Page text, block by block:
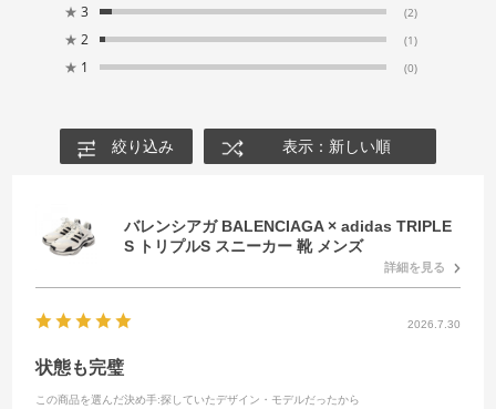
★ 3 (2)
★ 2 (1)
★ 1 (0)
絞り込み 表示：新しい順
バレンシアガ BALENCIAGA × adidas TRIPLE
S トリプルS スニーカー 靴 メンズ
詳細を見る
2026.7.30
状態も完璧
この商品を選んだ決め手:探していたデザイン・モデルだったから